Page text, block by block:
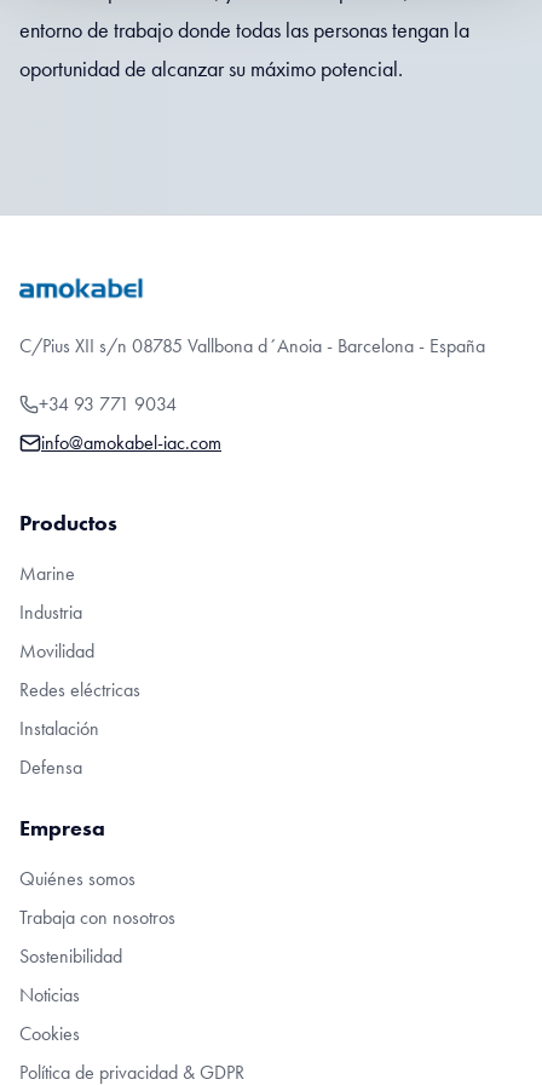
entorno de trabajo donde todas las personas tengan la
oportunidad de alcanzar su máximo potencial.
C/Pius XII s/n 08785 Vallbona d´Anoia - Barcelona - España
+34 93 771 9034
info@amokabel-iac.com
Productos
Marine
Industria
Movilidad
Redes eléctricas
Instalación
Defensa
Empresa
Quiénes somos
Trabaja con nosotros
Sostenibilidad
Noticias
Cookies
Política de privacidad & GDPR